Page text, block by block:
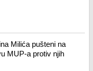
Milića pušteni na
MUP-a protiv njih